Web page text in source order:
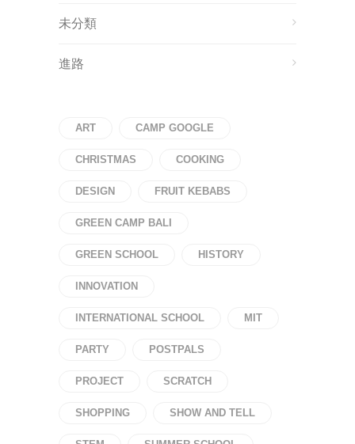
未分類
進路
ART CAMP GOOGLE
CHRISTMAS COOKING
DESIGN FRUIT KEBABS
GREEN CAMP BALI
GREEN SCHOOL HISTORY
INNOVATION
INTERNATIONAL SCHOOL MIT
PARTY POSTPALS
PROJECT SCRATCH
SHOPPING SHOW AND TELL